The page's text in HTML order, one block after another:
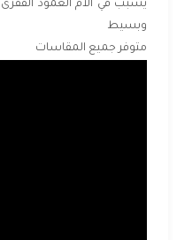
يسبب في الام العمود
وبسيط
متوفر جميع المقاسات